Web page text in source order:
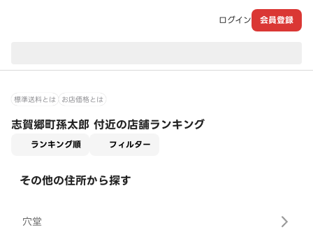
ログイン 会員登録
標準送料とは お店価格とは
志賀郷町孫太郎 付近の店舗ランキング
ランキング順 フィルター
その他の住所から探す
穴堂